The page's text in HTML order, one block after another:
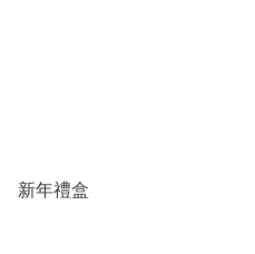
新年禮盒